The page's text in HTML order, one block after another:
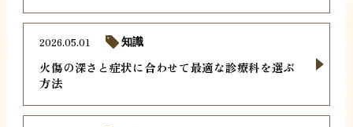
火傷の深さと症状に合わせて最適な診療科を選ぶ
方法
2026.05.01 知識